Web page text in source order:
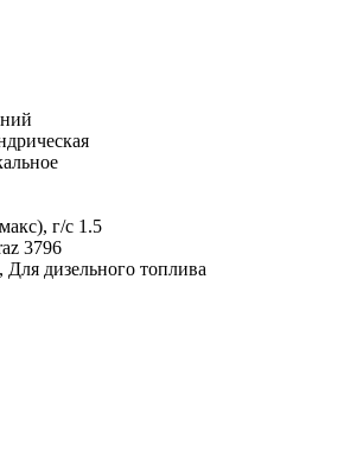
г/с 1.5
3796
дизельного топлива